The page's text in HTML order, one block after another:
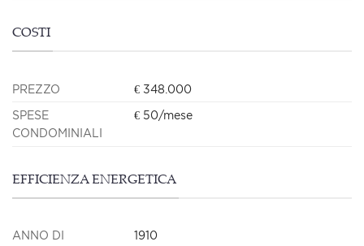
COSTI
PREZZO € 348.000
SPESE
CONDOMINIALI
€ 50/mese
EFFICIENZA ENERGETICA
ANNO DI
1910